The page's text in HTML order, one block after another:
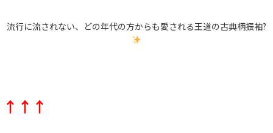
流行に流されない、どの年代の方からも愛される王道の古典柄振袖?
↑↑↑